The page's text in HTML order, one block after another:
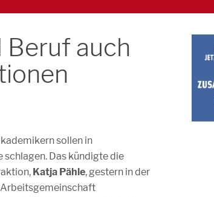
Beruf auch
sollen in
Das kündigte die
Katja Pähle, gestern in der